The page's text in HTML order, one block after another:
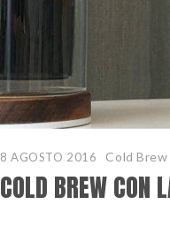
8 AGOSTO 2016 Cold
COLD BREW CON